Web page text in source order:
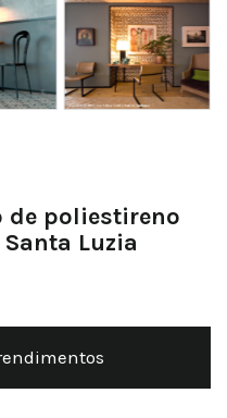
de poliestireno
Luzia